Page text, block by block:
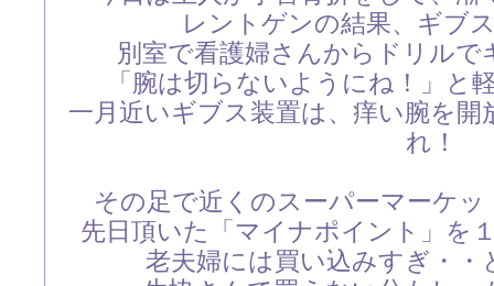
レントゲンの結果、ギブ
別室で看護婦さんからドリル
「腕は切らないようにね！」と
一月近いギブス装置は、痒い腕を
れ！
その足で近くのスーパーマーケ
先日頂いた「マイナポイント」を
老夫婦には買い込みすぎ・・